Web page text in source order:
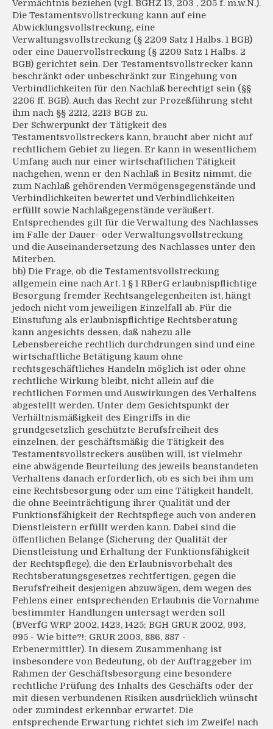
Vermächtnis beziehen (vgl. BGHZ 13, 203 , 205 f. m.w.N.).
Die Testamentsvollstreckung kann auf eine
Abwicklungsvollstreckung, eine
Verwaltungsvollstreckung (§ 2209 Satz 1 Halbs. 1 BGB)
oder eine Dauervollstreckung (§ 2209 Satz 1 Halbs. 2
BGB) gerichtet sein. Der Testamentsvollstrecker kann
beschränkt oder unbeschränkt zur Eingehung von
Verbindlichkeiten für den Nachlaß berechtigt sein (§§
2206 ff. BGB). Auch das Recht zur Prozeßführung steht
ihm nach §§ 2212, 2213 BGB zu.
Der Schwerpunkt der Tätigkeit des
Testamentsvollstreckers kann, braucht aber nicht auf
rechtlichem Gebiet zu liegen. Er kann in wesentlichem
Umfang auch nur einer wirtschaftlichen Tätigkeit
nachgehen, wenn er den Nachlaß in Besitz nimmt, die
zum Nachlaß gehörenden Vermögensgegenstände und
Verbindlichkeiten bewertet und Verbindlichkeiten
erfüllt sowie Nachlaßgegenstände veräußert.
Entsprechendes gilt für die Verwaltung des Nachlasses
im Falle der Dauer- oder Verwaltungsvollstreckung
und die Auseinandersetzung des Nachlasses unter den
Miterben.
bb) Die Frage, ob die Testamentsvollstreckung
allgemein eine nach Art. 1 § 1 RBerG erlaubnispflichtige
Besorgung fremder Rechtsangelegenheiten ist, hängt
jedoch nicht vom jeweiligen Einzelfall ab. Für die
Einstufung als erlaubnispflichtige Rechtsberatung
kann angesichts dessen, daß nahezu alle
Lebensbereiche rechtlich durchdrungen sind und eine
wirtschaftliche Betätigung kaum ohne
rechtsgeschäftliches Handeln möglich ist oder ohne
rechtliche Wirkung bleibt, nicht allein auf die
rechtlichen Formen und Auswirkungen des Verhaltens
abgestellt werden. Unter dem Gesichtspunkt der
Verhältnismäßigkeit des Eingriffs in die
grundgesetzlich geschützte Berufsfreiheit des
einzelnen, der geschäftsmäßig die Tätigkeit des
Testamentsvollstreckers ausüben will, ist vielmehr
eine abwägende Beurteilung des jeweils beanstandeten
Verhaltens danach erforderlich, ob es sich bei ihm um
eine Rechtsbesorgung oder um eine Tätigkeit handelt,
die ohne Beeinträchtigung ihrer Qualität und der
Funktionsfähigkeit der Rechtspflege auch von anderen
Dienstleistern erfüllt werden kann. Dabei sind die
öffentlichen Belange (Sicherung der Qualität der
Dienstleistung und Erhaltung der Funktionsfähigkeit
der Rechtspflege), die den Erlaubnisvorbehalt des
Rechtsberatungsgesetzes rechtfertigen, gegen die
Berufsfreiheit desjenigen abzuwägen, dem wegen des
Fehlens einer entsprechenden Erlaubnis die Vornahme
bestimmter Handlungen untersagt werden soll
(BVerfG WRP 2002, 1423, 1425; BGH GRUR 2002, 993,
995 - Wie bitte?!; GRUR 2003, 886, 887 -
Erbenermittler). In diesem Zusammenhang ist
insbesondere von Bedeutung, ob der Auftraggeber im
Rahmen der Geschäftsbesorgung eine besondere
rechtliche Prüfung des Inhalts des Geschäfts oder der
mit diesen verbundenen Risiken ausdrücklich wünscht
oder zumindest erkennbar erwartet. Die
entsprechende Erwartung richtet sich im Zweifel nach